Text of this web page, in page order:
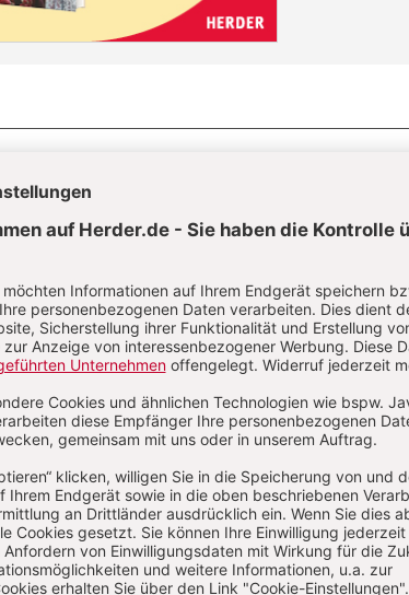
Die Herder
Die Herder Korrespondenz berichtet über
aktuelle Themen aus Kirche, Theologie
und Religion sowie ihrem jeweiligen
gesellschaftlichen und kulturellen
Umfeld.
Zum Kennenlernen: 2 Ausgaben gratis
Jetzt gratis testen